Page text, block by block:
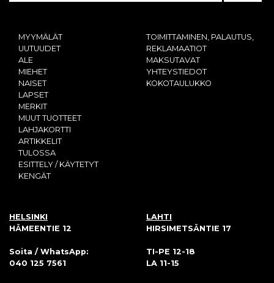
MYYMÄLÄT
UUTUUDET
ALE
MIEHET
NAISET
LAPSET
MERKIT
MUUT TUOTTEET
LAHJAKORTTI
ARTIKKELIT
TULOSSA
ESITTELY / KÄYTETYT
KENGÄT
TOIMITTAMINEN, PALAUTUS,
REKLAMAATIOT
MAKSUTAVAT
YHTEYSTIEDOT
KOKOTAULUKKO
HELSINKI
HÄMEENTIE 12
Soita / WhatsApp:
040 125 7561
LAHTI
HIRSIMETSÄNTIE 17
TI-PE 12-18
LA 11-15